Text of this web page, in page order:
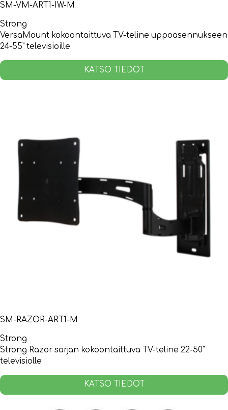
SM-VM-ART1-IW-M
Strong
VersaMount kokoontaittuva TV-teline uppoasennukseen
24-55” televisioille
KATSO TIEDOT
SM-RAZOR-ART1-M
Strong
Strong Razor sarjan kokoontaittuva TV-teline 22-50″
televisiolle
KATSO TIEDOT